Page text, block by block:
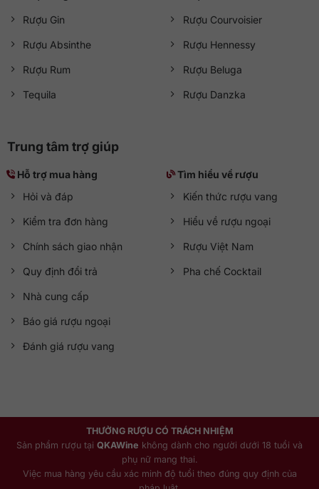
Rượu Gin
Rượu Absinthe
Rượu Rum
Tequila
Rượu Courvoisier
Rượu Hennessy
Rượu Beluga
Rượu Danzka
Trung tâm trợ giúp
Hỗ trợ mua hàng
Hỏi và đáp
Kiểm tra đơn hàng
Chính sách giao nhận
Quy định đổi trả
Nhà cung cấp
Báo giá rượu ngoại
Đánh giá rượu vang
Tìm hiểu về rượu
Kiến thức rượu vang
Hiểu về rượu ngoại
Rượu Việt Nam
Pha chế Cocktail
THƯỞNG RƯỢU CÓ TRÁCH NHIỆM
Sản phẩm rượu tại QKAWine không dành cho người dưới 18 tuổi và
phụ nữ mang thai.
Việc mua hàng yêu cầu xác minh độ tuổi theo đúng quy định của